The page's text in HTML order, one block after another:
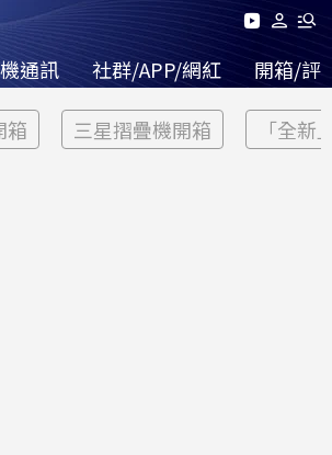
通訊 社群/APP/網紅 開箱/評
箱 三星摺疊機開箱 「全新